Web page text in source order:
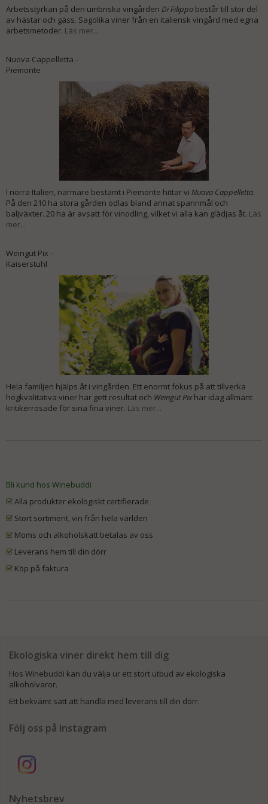
Arbetsstyrkan på den umbriska vingården Di Filippo består till stor del
av hästar och gäss. Sagolika viner från en italiensk vingård med egna
arbetsmetoder. Läs mer...
Nuova Cappelletta -
Piemonte
I norra Italien, närmare bestämt i Piemonte hittar vi Nuova Cappelletta.
På den 210 ha stora gården odlas bland annat spannmål och
baljväxter. 20 ha är avsatt för vinodling, vilket vi alla kan glädjas åt. Läs
mer...
Weingut Pix -
Kaiserstuhl
Hela familjen hjälps åt i vingården. Ett enormt fokus på att tillverka
högkvalitativa viner har gett resultat och Weingut Pix har idag allmänt
kritikerrosade för sina fina viner. Läs mer...
Bli kund hos Winebuddi
Alla produkter ekologiskt certifierade
Stort sortiment, vin från hela världen
Moms och alkoholskatt betalas av oss
Leverans hem till din dörr
Köp på faktura
Ekologiska viner direkt hem till dig
Hos Winebuddi kan du välja ur ett stort utbud av ekologiska
alkoholvaror.
Ett bekvämt sätt att handla med leverans till din dörr.
Följ oss på Instagram
Nyhetsbrev